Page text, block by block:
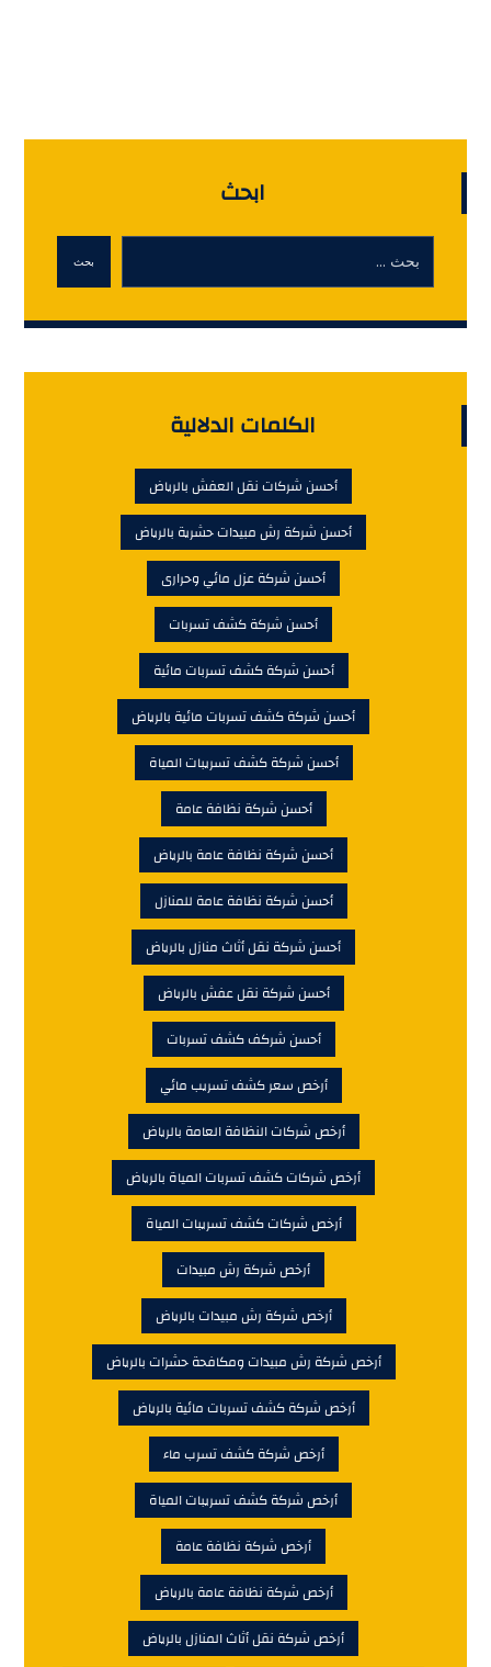
ابحث
بحث
الكلمات الدلالية
أحسن شركات نقل العفش بالرياض
أحسن شركة رش مبيدات حشرية بالرياض
أحسن شركة عزل مائي وحرارى
أحسن شركة كشف تسربات
أحسن شركة كشف تسربات مائية
أحسن شركة كشف تسربات مائية بالرياض
أحسن شركة كشف تسريبات المياة
أحسن شركة نظافة عامة
أحسن شركة نظافة عامة بالرياض
أحسن شركة نظافة عامة للمنازل
أحسن شركة نقل أثاث منازل بالرياض
أحسن شركة نقل عفش بالرياض
أحسن شركف كشف تسربات
أرخص سعر كشف تسريب مائي
أرخص شركات النظافة العامة بالرياض
أرخص شركات كشف تسربات المياة بالرياض
أرخص شركات كشف تسريبات المياة
أرخص شركة رش مبيدات
أرخص شركة رش مبيدات بالرياض
أرخص شركة رش مبيدات ومكافحة حشرات بالرياض
أرخص شركة كشف تسربات مائية بالرياض
أرخص شركة كشف تسرب ماء
أرخص شركة كشف تسريبات المياة
أرخص شركة نظافة عامة
أرخص شركة نظافة عامة بالرياض
أرخص شركة نقل أثاث المنازل بالرياض